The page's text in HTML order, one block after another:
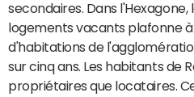
secondaires. Dans
logements vacants plafonne à
d'habitations de
sur cinq ans. Les habitants de
propriétaires que locataires.